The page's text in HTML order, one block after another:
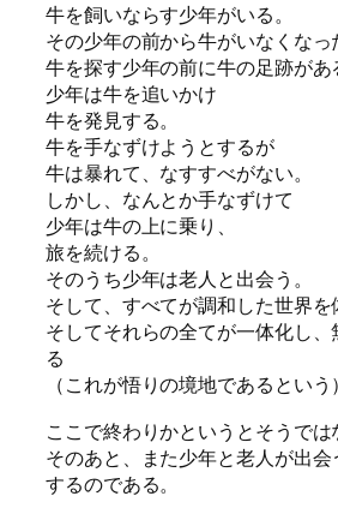
牛を飼いならす少年がいる。
その少年の前から牛がいなくなっ
牛を探す少年の前に牛の足跡があ
少年は牛を追いかけ
牛を発見する。
牛を手なずけようとするが
牛は暴れて、なすすべがない。
しかし、なんとか手なずけて
少年は牛の上に乗り、
旅を続ける。
そのうち少年は老人と出会う。
そして、すべてが調和した世界を
そしてそれらの全てが一体化し
る
（これが悟りの境地であるという）
ここで終わりかというとそうでは
そのあと、また少年と老人が出
するのである。